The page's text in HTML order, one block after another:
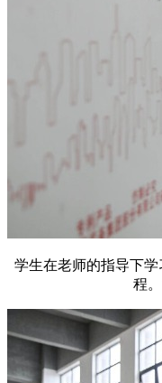
学生在老师的指导下
程